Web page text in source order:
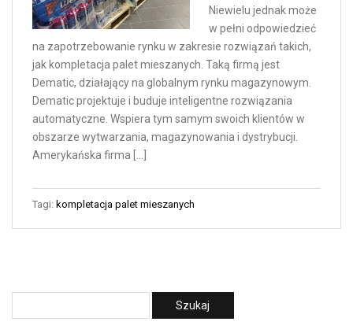
Niewielu jednak może
w pełni odpowiedzieć
na zapotrzebowanie rynku w zakresie rozwiązań takich,
jak kompletacja palet mieszanych. Taką firmą jest
Dematic, działający na globalnym rynku magazynowym.
Dematic projektuje i buduje inteligentne rozwiązania
automatyczne. Wspiera tym samym swoich klientów w
obszarze wytwarzania, magazynowania i dystrybucji.
Amerykańska firma […]
Tagi: kompletacja palet mieszanych